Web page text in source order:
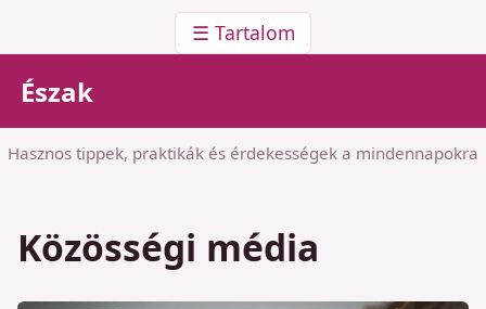
☰ Tartalom
Észak
Hasznos tippek, praktikák és érdekességek a mindennapokra
Közösségi média